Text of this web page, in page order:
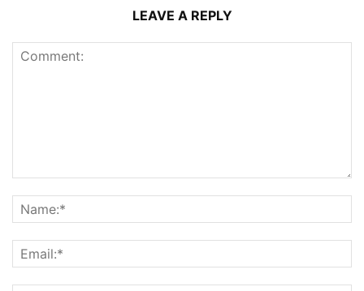
LEAVE A REPLY